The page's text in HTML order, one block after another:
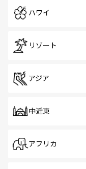
ハワイ
リゾート
アジア
中近東
アフリカ